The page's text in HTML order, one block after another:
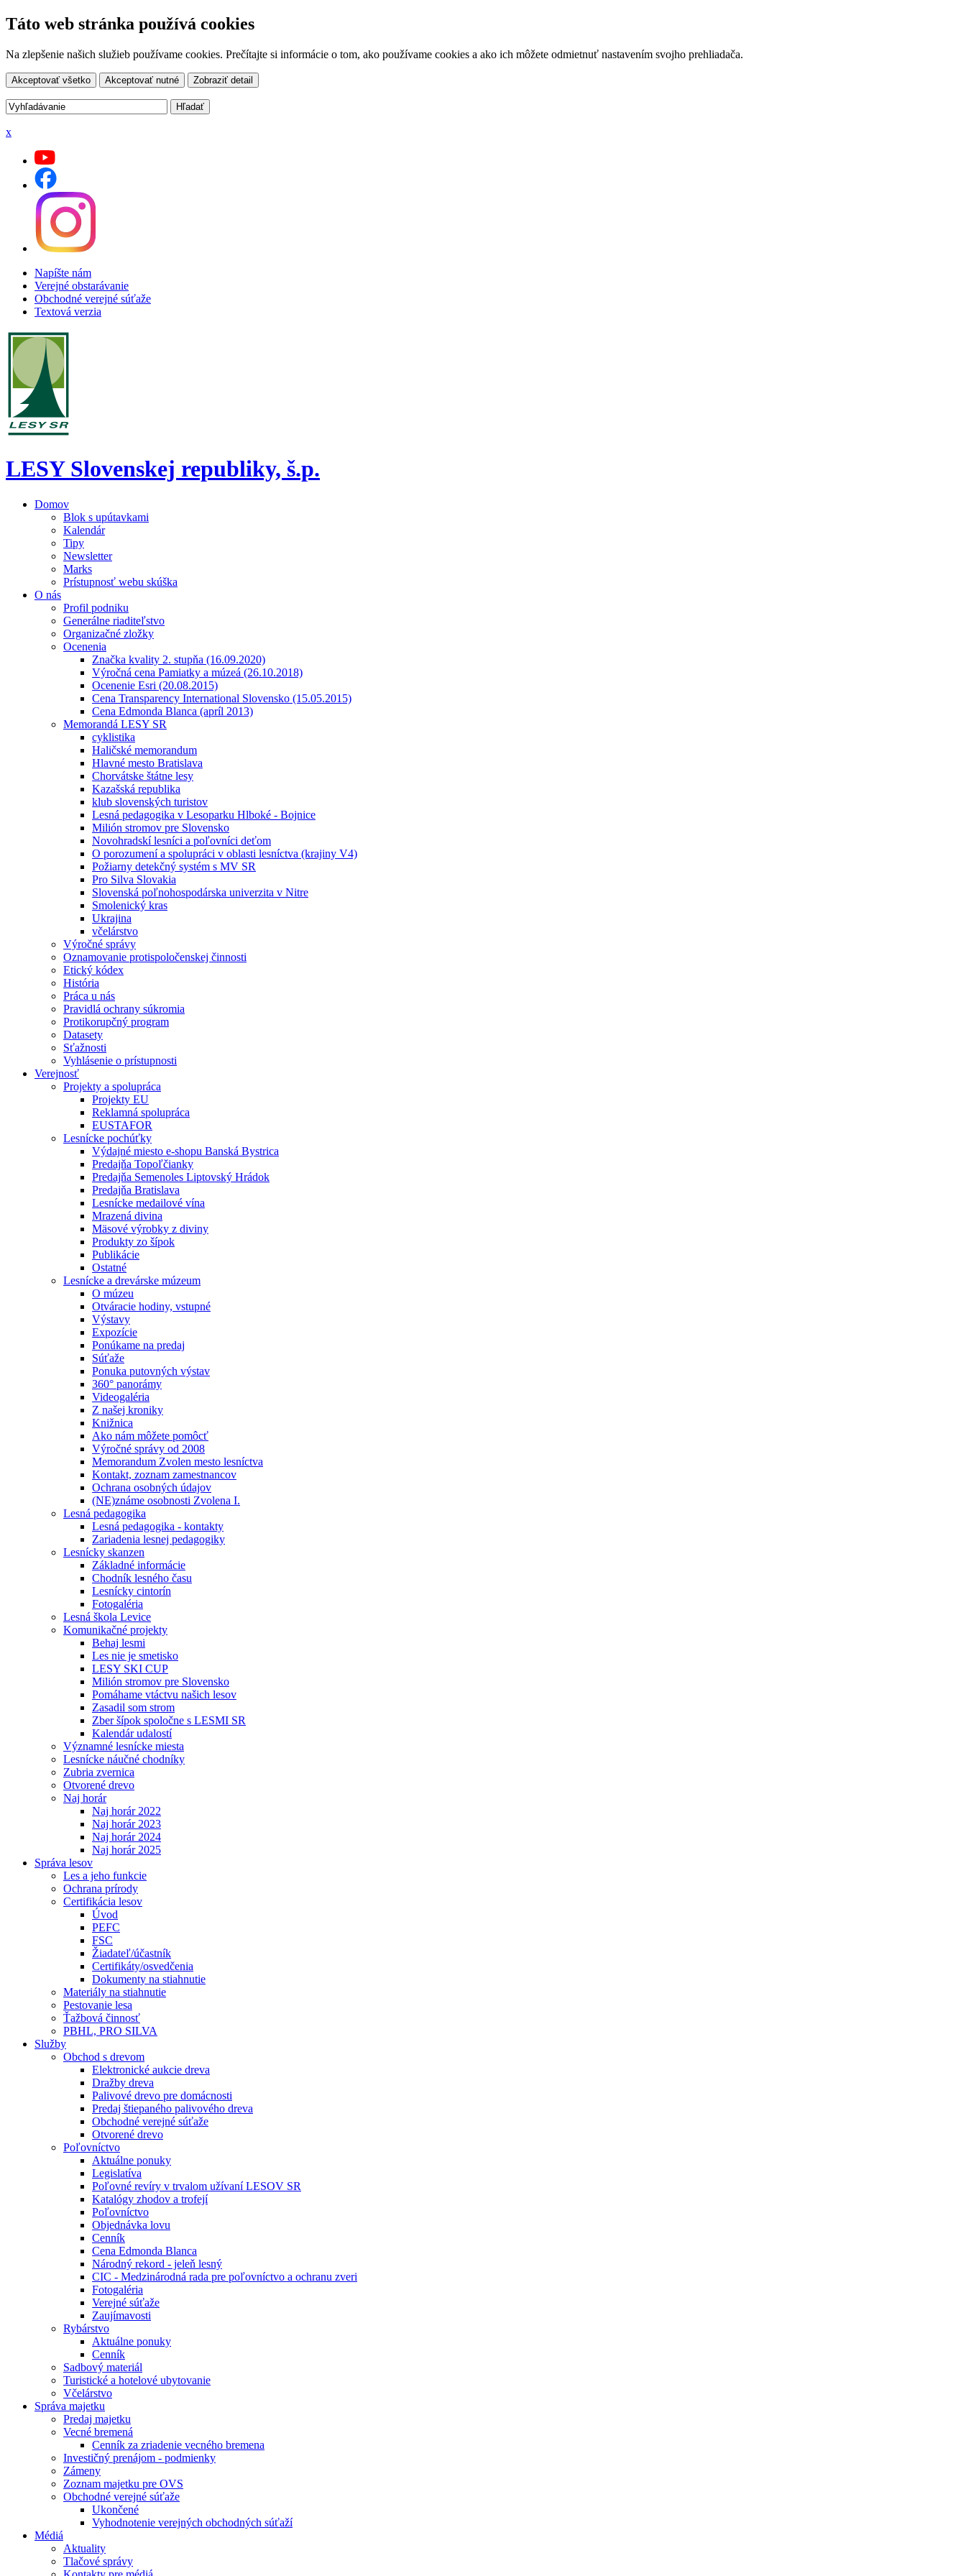
Táto web stránka používá cookies
Na zlepšenie našich služieb používame cookies. Prečítajte si informácie o tom, ako používame cookies a ako ich môžete odmietnuť nastavením svojho prehliadača.
Akceptovať všetko Akceptovať nutné Zobraziť detail
x
Napíšte nám
Verejné obstarávanie
Obchodné verejné súťaže
Textová verzia
LESY Slovenskej republiky, š.p.
Domov
Blok s upútavkami
Kalendár
Tipy
Newsletter
Marks
Prístupnosť webu skúška
O nás
Profil podniku
Generálne riaditeľstvo
Organizačné zložky
Ocenenia
Značka kvality 2. stupňa (16.09.2020)
Výročná cena Pamiatky a múzeá (26.10.2018)
Ocenenie Esri (20.08.2015)
Cena Transparency International Slovensko (15.05.2015)
Cena Edmonda Blanca (apríl 2013)
Memorandá LESY SR
cyklistika
Haličské memorandum
Hlavné mesto Bratislava
Chorvátske štátne lesy
Kazašská republika
klub slovenských turistov
Lesná pedagogika v Lesoparku Hlboké - Bojnice
Milión stromov pre Slovensko
Novohradskí lesníci a poľovníci deťom
O porozumení a spolupráci v oblasti lesníctva (krajiny V4)
Požiarny detekčný systém s MV SR
Pro Silva Slovakia
Slovenská poľnohospodárska univerzita v Nitre
Smolenický kras
Ukrajina
včelárstvo
Výročné správy
Oznamovanie protispoločenskej činnosti
Etický kódex
História
Práca u nás
Pravidlá ochrany súkromia
Protikorupčný program
Datasety
Sťažnosti
Vyhlásenie o prístupnosti
Verejnosť
Projekty a spolupráca
Projekty EU
Reklamná spolupráca
EUSTAFOR
Lesnícke pochúťky
Výdajné miesto e-shopu Banská Bystrica
Predajňa Topoľčianky
Predajňa Semenoles Liptovský Hrádok
Predajňa Bratislava
Lesnícke medailové vína
Mrazená divina
Mäsové výrobky z diviny
Produkty zo šípok
Publikácie
Ostatné
Lesnícke a drevárske múzeum
O múzeu
Otváracie hodiny, vstupné
Výstavy
Expozície
Ponúkame na predaj
Súťaže
Ponuka putovných výstav
360° panorámy
Videogaléria
Z našej kroniky
Knižnica
Ako nám môžete pomôcť
Výročné správy od 2008
Memorandum Zvolen mesto lesníctva
Kontakt, zoznam zamestnancov
Ochrana osobných údajov
(NE)známe osobnosti Zvolena I.
Lesná pedagogika
Lesná pedagogika - kontakty
Zariadenia lesnej pedagogiky
Lesnícky skanzen
Základné informácie
Chodník lesného času
Lesnícky cintorín
Fotogaléria
Lesná škola Levice
Komunikačné projekty
Behaj lesmi
Les nie je smetisko
LESY SKI CUP
Milión stromov pre Slovensko
Pomáhame vtáctvu našich lesov
Zasadil som strom
Zber šípok spoločne s LESMI SR
Kalendár udalostí
Významné lesnícke miesta
Lesnícke náučné chodníky
Zubria zvernica
Otvorené drevo
Naj horár
Naj horár 2022
Naj horár 2023
Naj horár 2024
Naj horár 2025
Správa lesov
Les a jeho funkcie
Ochrana prírody
Certifikácia lesov
Úvod
PEFC
FSC
Žiadateľ/účastník
Certifikáty/osvedčenia
Dokumenty na stiahnutie
Materiály na stiahnutie
Pestovanie lesa
Ťažbová činnosť
PBHL, PRO SILVA
Služby
Obchod s drevom
Elektronické aukcie dreva
Dražby dreva
Palivové drevo pre domácnosti
Predaj štiepaného palivového dreva
Obchodné verejné súťaže
Otvorené drevo
Poľovníctvo
Aktuálne ponuky
Legislatíva
Poľovné revíry v trvalom užívaní LESOV SR
Katalógy zhodov a trofejí
Poľovníctvo
Objednávka lovu
Cenník
Cena Edmonda Blanca
Národný rekord - jeleň lesný
CIC - Medzinárodná rada pre poľovníctvo a ochranu zveri
Fotogaléria
Verejné súťaže
Zaujímavosti
Rybárstvo
Aktuálne ponuky
Cenník
Sadbový materiál
Turistické a hotelové ubytovanie
Včelárstvo
Správa majetku
Predaj majetku
Vecné bremená
Cenník za zriadenie vecného bremena
Investičný prenájom - podmienky
Zámeny
Zoznam majetku pre OVS
Obchodné verejné súťaže
Ukončené
Vyhodnotenie verejných obchodných súťaží
Médiá
Aktuality
Tlačové správy